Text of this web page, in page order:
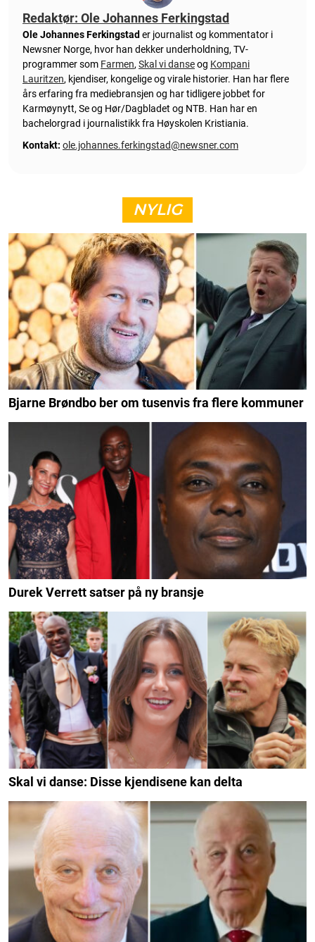
Redaktør: Ole Johannes Ferkingstad
Ole Johannes Ferkingstad er journalist og kommentator i
Newsner Norge, hvor han dekker underholdning, TV-
programmer som Farmen, Skal vi danseog Kompani
Lauritzen, kjendiser, kongelige og virale historier. Han har flere
års erfaring fra mediebransjen og har tidligere jobbet for
Karmøynytt, Se og Hør/Dagbladet og NTB. Han har en
bachelorgrad i journalistikk fra Høyskolen Kristiania.
Kontakt: ole.johannes.ferkingstad@newsner.com
NYLIG
Bjarne Brøndbo ber om tusenvis fra flere kommuner
Durek Verrett satser på ny bransje
Skal vi danse: Disse kjendisene kan delta